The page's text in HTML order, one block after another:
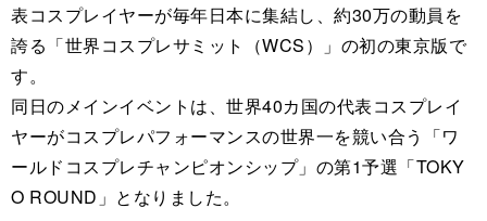
表コスプレイヤーが毎年日本に集結し、約30万の動員を
誇る「世界コスプレサミット（WCS）」の初の東京版で
す。
同日のメインイベントは、世界40カ国の代表コスプレイ
ヤーがコスプレパフォーマンスの世界一を競い合う「ワ
ールドコスプレチャンピオンシップ」の第1予選「TOKY
O ROUND」となりました。